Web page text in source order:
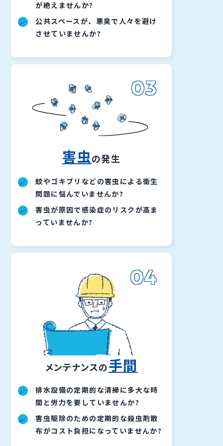
が絶えませんか?
公共スペースが、悪臭で人々を避け
させていませんか?
害虫の発生
蚊やゴキブリなどの害虫による衛生
問題に悩んでいませんか?
害虫が原因で感染症のリスクが高ま
っていませんか?
03
メンテナンスの手間
排水設備の定期的な清掃に多大な時
間と労力を要していませんか?
害虫駆除のための定期的な殺虫剤散
布がコスト負担になっていませんか?
04